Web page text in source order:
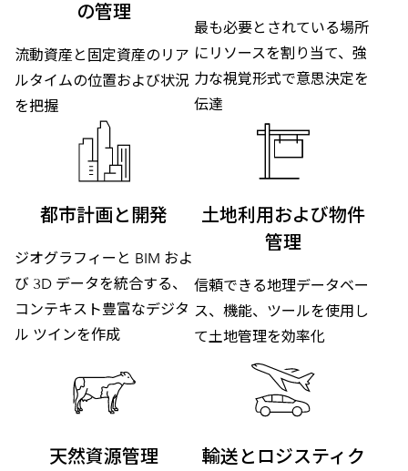
の管理
流動資産と固定資産のリア
ルタイムの位置および状況
を把握
最も必要とされている場所
にリソースを割り当て、強
力な視覚形式で意思決定を
伝達
都市計画と開発
ジオグラフィーと BIM およ
び 3D データを統合する、
コンテキスト豊富なデジタ
ル ツインを作成
土地利用および物件
管理
信頼できる地理データベー
ス、機能、ツールを使用し
て土地管理を効率化
天然資源管理
輸送とロジスティク